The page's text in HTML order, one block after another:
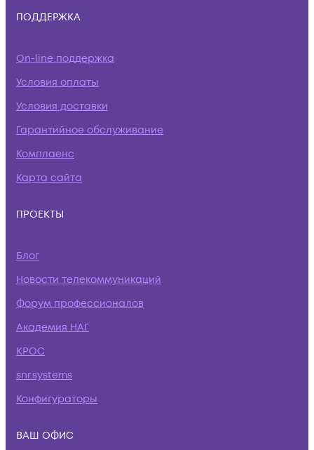
ПОДДЕРЖКА
On-line поддержка
Условия оплаты
Условия доставки
Гарантийное обслуживание
Комплаенс
Карта сайта
ПРОЕКТЫ
Блог
Новости телекоммуникаций
Форум профессионалов
Академия НАГ
КРОС
snr.systems
Конфигураторы
ВАШ ОФИС